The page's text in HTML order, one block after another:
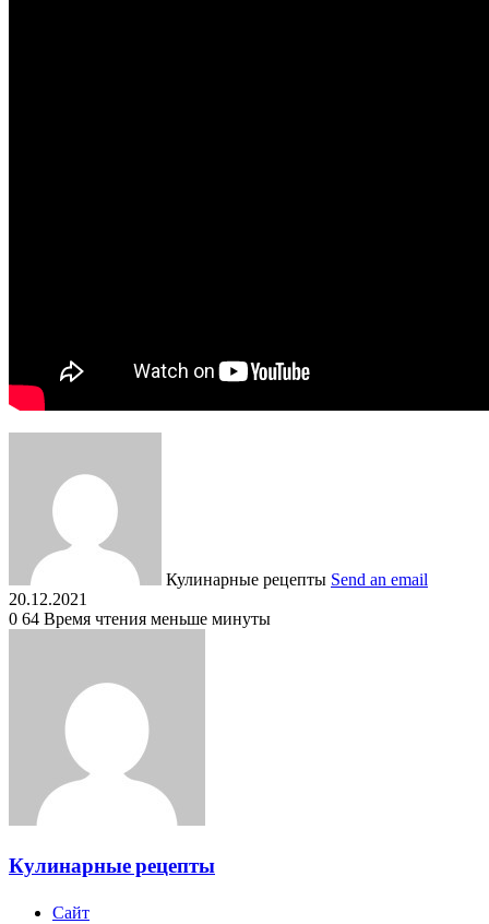
Кулинарные рецепты Send an email
20.12.2021
0 64 Время чтения меньше минуты
Кулинарные рецепты
Сайт